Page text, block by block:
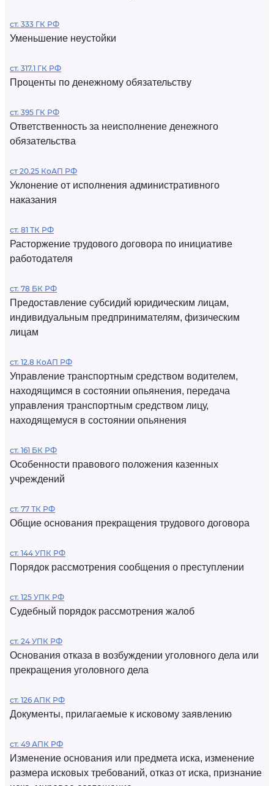
ст. 333 ГК РФ
Уменьшение неустойки
ст. 317.1 ГК РФ
Проценты по денежному обязательству
ст. 395 ГК РФ
Ответственность за неисполнение денежного
обязательства
ст 20.25 КоАП РФ
Уклонение от исполнения административного
наказания
ст. 81 ТК РФ
Расторжение трудового договора по инициативе
работодателя
ст. 78 БК РФ
Предоставление субсидий юридическим лицам,
индивидуальным предпринимателям, физическим
лицам
ст. 12.8 КоАП РФ
Управление транспортным средством водителем,
находящимся в состоянии опьянения, передача
управления транспортным средством лицу,
находящемуся в состоянии опьянения
ст. 161 БК РФ
Особенности правового положения казенных
учреждений
ст. 77 ТК РФ
Общие основания прекращения трудового договора
ст. 144 УПК РФ
Порядок рассмотрения сообщения о преступлении
ст. 125 УПК РФ
Судебный порядок рассмотрения жалоб
ст. 24 УПК РФ
Основания отказа в возбуждении уголовного дела или
прекращения уголовного дела
ст. 126 АПК РФ
Документы, прилагаемые к исковому заявлению
ст. 49 АПК РФ
Изменение основания или предмета иска, изменение
размера исковых требований, отказ от иска, признание